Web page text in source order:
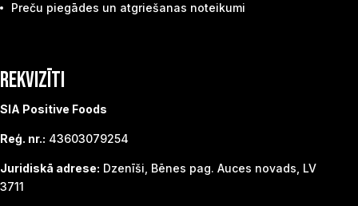
Preču piegādes un atgriešanas noteikumi
REKVIZĪTI
SIA Positive Foods
Reģ. nr.: 43603079254
Juridiskā adrese: Dzenīši, Bēnes pag. Auces novads, LV
3711